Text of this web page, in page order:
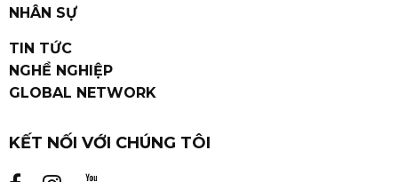
NHÂN SỰ
TIN TỨC
NGHỀ NGHIỆP
GLOBAL NETWORK
KẾT NỐI VỚI CHÚNG TÔI